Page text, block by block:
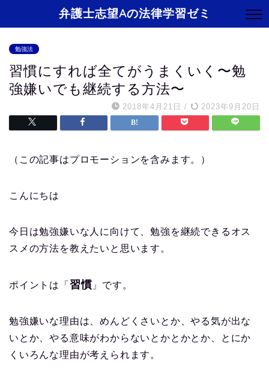
弁護士志望Aの法律学習ゼミ
勉強法
習慣にすれば全てがうまくいく〜勉
強嫌いでも継続する方法〜
2018年4月21日 / 2023年9月20日
（この記事はプロモーションを含みます。）
こんにちは
今日は勉強嫌いな人に向けて、勉強を継続できるオス
スメの方法を教えたいと思います。
ポイントは「 習慣」です。
勉強嫌いな理由は、めんどくさいとか、やる気が出な
いとか、やる意味がわからないとかとかとか、とにか
くいろんな理由が考えられます。